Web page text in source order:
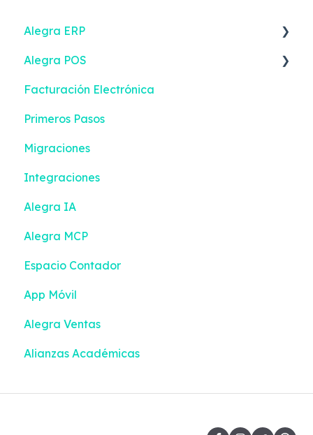
Alegra ERP
Ingresos
Reportes
Gastos
Impuestos y Retenciones
Emisión de documentos
Bancos
Contactos
Contabilidad inteligente
Inventario
Configuración
Contabilidad
Alegra POS
Ingresos
Contactos
Configuración
Gestión de efectivo
Inventario
Emisión de documentos
Devoluciones
Turnos
Facturación Electrónica
Primeros Pasos
Migraciones
Integraciones
Alegra IA
Alegra MCP
Espacio Contador
App Móvil
Alegra Ventas
Alianzas Académicas